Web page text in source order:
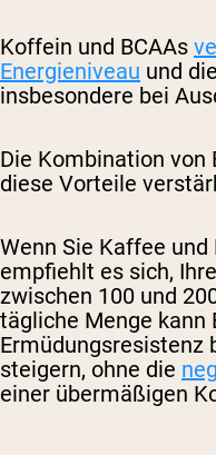
Koffein und BCAAs
Energieniveau und
insbesondere bei
Die Kombination von
diese Vorteile
Wenn Sie Kaffee und
empfiehlt es sich,
zwischen 100 und
tägliche Menge kann
Ermüdungsresistenz
steigern, ohne die
einer übermäßigen